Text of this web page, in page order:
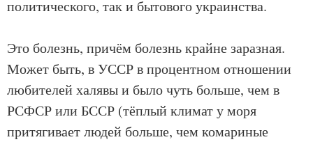
политического, так и бытового украинства.
Это болезнь, причём болезнь крайне заразная.
Может быть, в УССР в процентном отношении
любителей халявы и было чуть больше, чем в
РСФСР или БССР (тёплый климат у моря
притягивает людей больше, чем комариные